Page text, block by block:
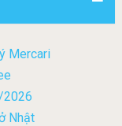
Mercari
2026
Nhật